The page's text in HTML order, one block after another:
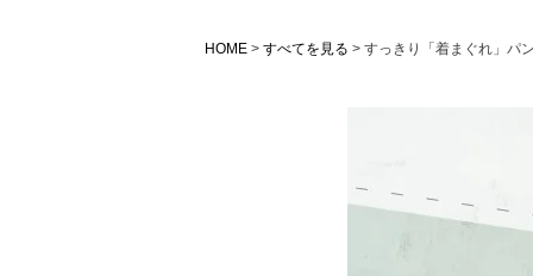
HOME すべてを見る すっきり「着まぐれ」パ